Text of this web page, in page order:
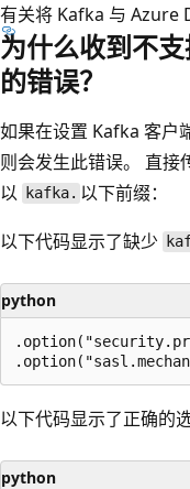
有关将 Kafka 与 Azure
为什么收到不
的错误？
如果在设置 Kafka 客户
则会发生此错误。 直接
以
kafka. 以下前缀：
以下代码显示了缺少
python
以下代码显示了正确的选
python